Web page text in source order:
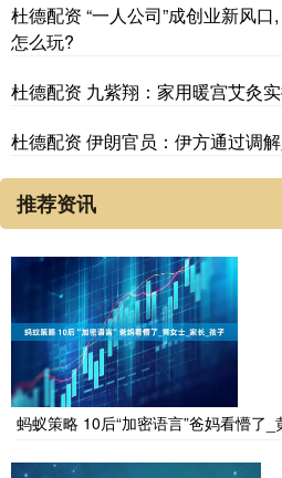
杜德配资 “一人公司”成创业新风
怎么玩?
杜德配资 九紫翔：家用暖宫艾灸
杜德配资 伊朗官员：伊方通过调
推荐资讯
蚂蚁策略 10后“加密语言”爸妈看懵了